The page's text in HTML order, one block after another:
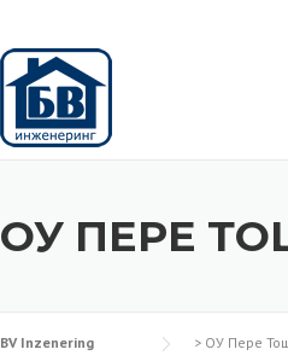
ОУ ПЕРЕ
BV Inzenering > ОУ Пере